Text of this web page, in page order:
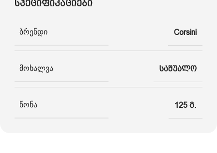
სპეციფიკაციები
ბრენდი Corsini
მოხალვა საშუალო
წონა 125 გ.